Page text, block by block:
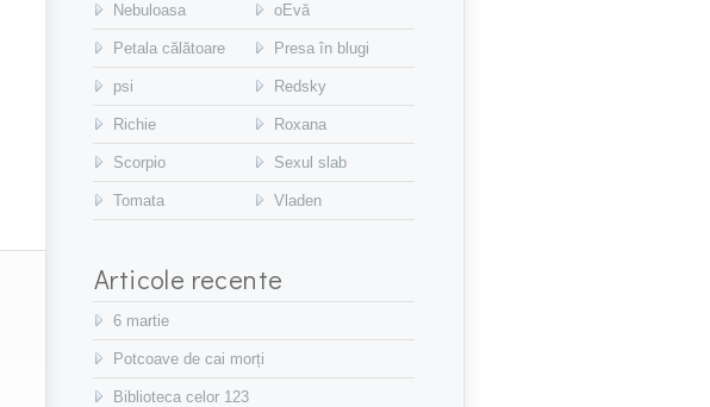
Nebuloasa oEvă
Petala călătoare Presa în blugi
psi Redsky
Richie Roxana
Scorpio Sexul slab
Tomata Vladen
Articole recente
6 martie
Potcoave de cai morți
Biblioteca celor 123